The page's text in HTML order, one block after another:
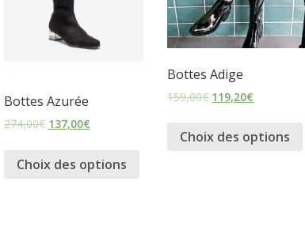
Bottes Azurée
274,00€ 137,00€
Choix des options
Bottes Adige
159,00€ 119,20€
Choix des options